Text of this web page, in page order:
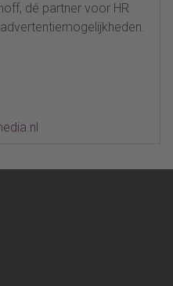
dé partner voor HR